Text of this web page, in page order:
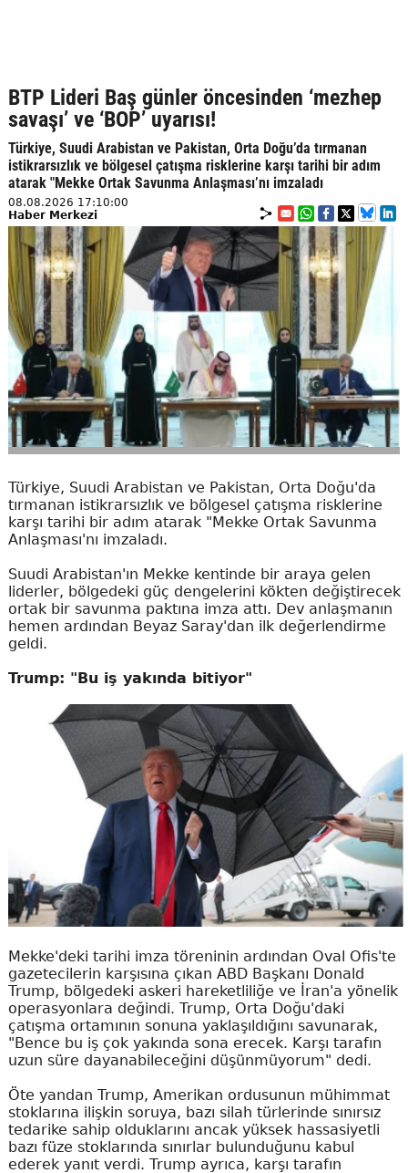
BTP Lideri Baş günler öncesinden ‘mezhep
savaşı’ ve ‘BOP’ uyarısı!
Türkiye, Suudi Arabistan ve Pakistan, Orta Doğu’da tırmanan
istikrarsızlık ve bölgesel çatışma risklerine karşı tarihi bir adım
atarak "Mekke Ortak Savunma Anlaşması’nı imzaladı
08.08.2026 17:10:00
Haber Merkezi
Türkiye, Suudi Arabistan ve Pakistan, Orta Doğu'da
tırmanan istikrarsızlık ve bölgesel çatışma risklerine
karşı tarihi bir adım atarak "Mekke Ortak Savunma
Anlaşması'nı imzaladı.
Suudi Arabistan'ın Mekke kentinde bir araya gelen
liderler, bölgedeki güç dengelerini kökten değiştirecek
ortak bir savunma paktına imza attı. Dev anlaşmanın
hemen ardından Beyaz Saray'dan ilk değerlendirme
geldi.
Trump: "Bu iş yakında bitiyor"
Mekke'deki tarihi imza töreninin ardından Oval Ofis'te
gazetecilerin karşısına çıkan ABD Başkanı Donald
Trump, bölgedeki askeri hareketliliğe ve İran'a yönelik
operasyonlara değindi. Trump, Orta Doğu'daki
çatışma ortamının sonuna yaklaşıldığını savunarak,
"Bence bu iş çok yakında sona erecek. Karşı tarafın
uzun süre dayanabileceğini düşünmüyorum" dedi.
Öte yandan Trump, Amerikan ordusunun mühimmat
stoklarına ilişkin soruya, bazı silah türlerinde sınırsız
tedarike sahip olduklarını ancak yüksek hassasiyetli
bazı füze stoklarında sınırlar bulunduğunu kabul
ederek yanıt verdi. Trump ayrıca, karşı tarafın